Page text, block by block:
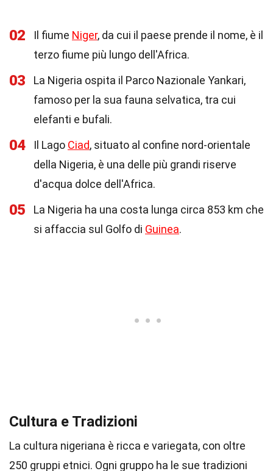
02 Il fiume Niger, da cui il paese prende il nome, è il
terzo fiume più lungo dell'Africa.
03
La Nigeria ospita il Parco Nazionale Yankari,
famoso per la sua fauna selvatica, tra cui
elefanti e bufali.
04 Il Lago Ciad, situato al confine nord-orientale
della Nigeria, è una delle più grandi riserve
d'acqua dolce dell'Africa.
05
La Nigeria ha una costa lunga circa 853 km che
si affaccia sul Golfo di Guinea.
Cultura e Tradizioni
La cultura nigeriana è ricca e variegata, con oltre
250 gruppi etnici. Ogni gruppo ha le sue tradizioni